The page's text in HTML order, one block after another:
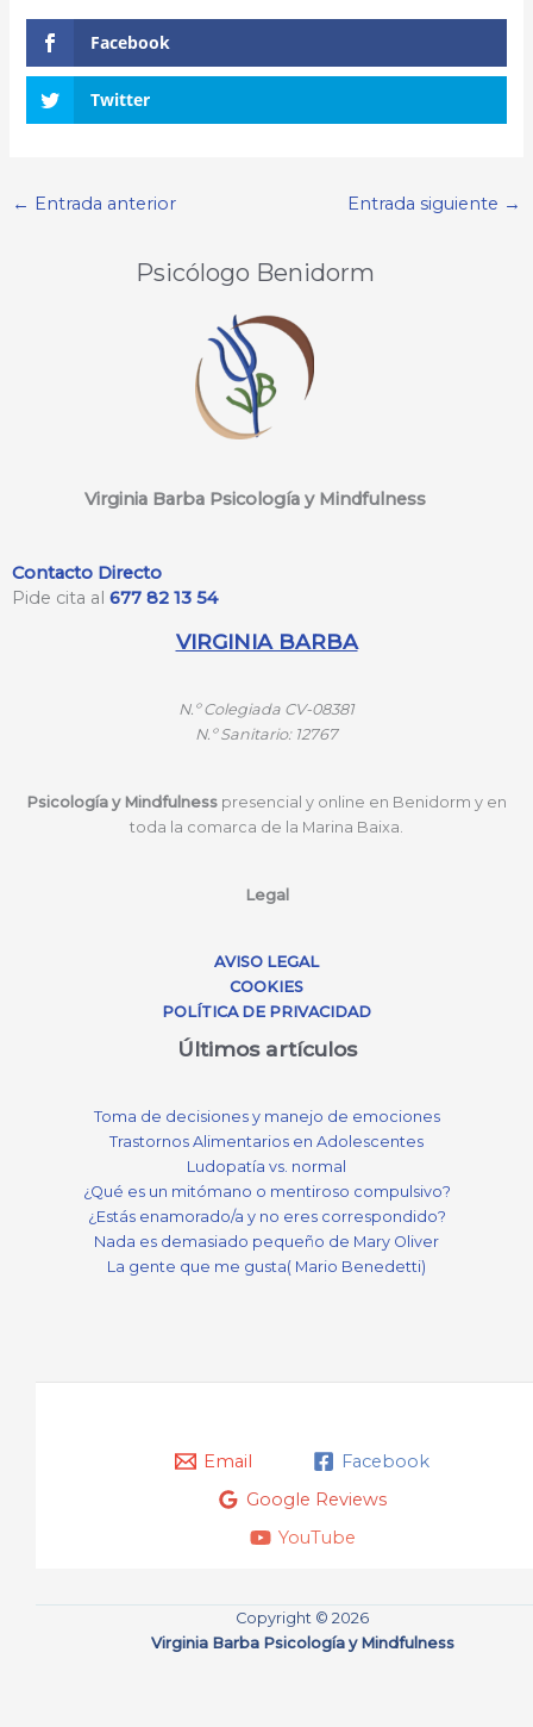
Facebook
Twitter
← Entrada anterior Entrada siguiente →
Psicólogo Benidorm
Virginia Barba Psicología y Mindfulness
Contacto Directo
Pide cita al 677 82 13 54
VIRGINIA BARBA
N.º Colegiada CV-08381
N.ºSanitario: 12767
Psicología y Mindfulness presencial y online en Benidorm y en
toda la comarca de la Marina Baixa.
Legal
AVISO LEGAL
COOKIES
POLÍTICA DE PRIVACIDAD
Últimos artículos
Toma de decisiones y manejo de emociones
Trastornos Alimentarios en Adolescentes
Ludopatía vs. normal
¿Qué es un mitómano o mentiroso compulsivo?
¿Estás enamorado/a y no eres correspondido?
Nada es demasiado pequeño de Mary Oliver
La gente que me gusta( Mario Benedetti)
Email
Facebook
Google Reviews
YouTube
Copyright © 2026
Virginia Barba Psicología y Mindfulness